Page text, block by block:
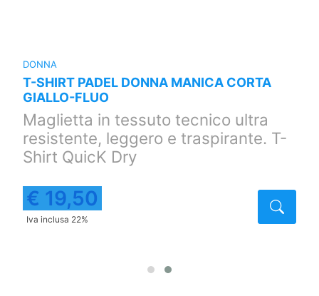
DONNA
T-SHIRT PADEL DONNA MANICA CORTA
GIALLO-FLUO
Maglietta in tessuto tecnico ultra
resistente, leggero e traspirante. T-
Shirt QuicK Dry
€ 19,50
Iva inclusa 22%